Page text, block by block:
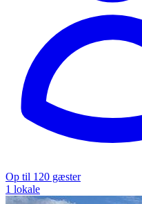
Op til 120 gæster
1 lokale